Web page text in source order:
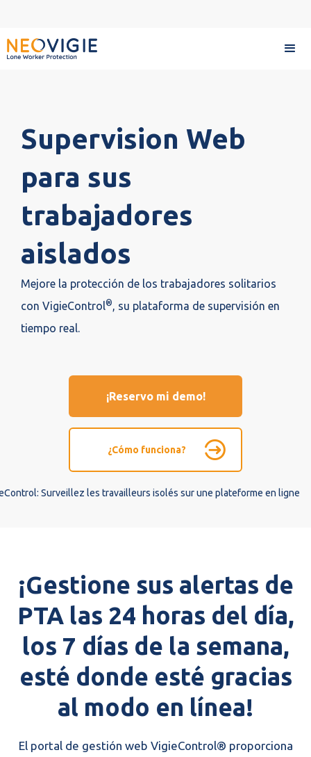
Bienvenido Solución PTI/DATI
Supervision Web
para sus
trabajadores
aislados
Mejore la protección de los trabajadores solitarios
con VigieControl®, su plataforma de supervisión en
tiempo real.
¡Reservo mi demo!
¿Cómo funciona?
¡Gestione sus alertas de
PTA las 24 horas del día,
los 7 días de la semana,
esté donde esté gracias
al modo en línea!
El portal de gestión web VigieControl® proporciona